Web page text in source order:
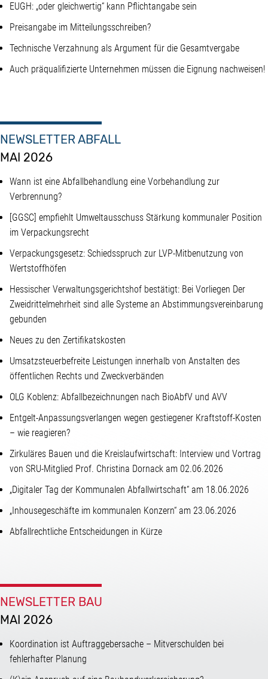
EUGH: „oder gleichwertig“ kann Pflichtangabe sein
Preisangabe im Mitteilungsschreiben?
Technische Verzahnung als Argument für die Gesamtvergabe
Auch präqualifizierte Unternehmen müssen die Eignung nachweisen!
NEWSLETTER ABFALL
MAI 2026
Wann ist eine Abfallbehandlung eine Vorbehandlung zur
Verbrennung?
[GGSC] empfiehlt Umweltausschuss Stärkung kommunaler Position
im Verpackungsrecht
Verpackungsgesetz: Schiedsspruch zur LVP-Mitbenutzung von
Wertstoffhöfen
Hessischer Verwaltungsgerichtshof bestätigt: Bei Vorliegen Der
Zweidrittelmehrheit sind alle Systeme an Abstimmungsvereinbarung
gebunden
Neues zu den Zertifikatskosten
Umsatzsteuerbefreite Leistungen innerhalb von Anstalten des
öffentlichen Rechts und Zweckverbänden
OLG Koblenz: Abfallbezeichnungen nach BioAbfV und AVV
Entgelt-Anpassungsverlangen wegen gestiegener Kraftstoff-Kosten
– wie reagieren?
Zirkuläres Bauen und die Kreislaufwirtschaft: Interview und Vortrag
von SRU-Mitglied Prof. Christina Dornack am 02.06.2026
„Digitaler Tag der Kommunalen Abfallwirtschaft“ am 18.06.2026
„Inhousegeschäfte im kommunalen Konzern“ am 23.06.2026
Abfallrechtliche Entscheidungen in Kürze
NEWSLETTER BAU
MAI 2026
Koordination ist Auftraggebersache – Mitverschulden bei
fehlerhafter Planung